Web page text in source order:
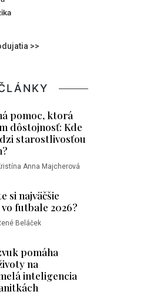
>>
pomoc, ktorá
dôstojnosť: Kde
starostlivosťou
Anna Majcherová
si najväčšie
futbale 2026?
Beláček
pomáha
na
inteligencia